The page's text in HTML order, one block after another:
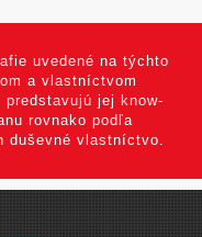
uvedené na týchto
a vlastníctvom
jej know-
rovnako podľa
duševné vlastníctvo.